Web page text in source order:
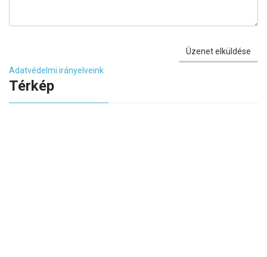
Üzenet elküldése
Adatvédelmi irányelveink
Térkép